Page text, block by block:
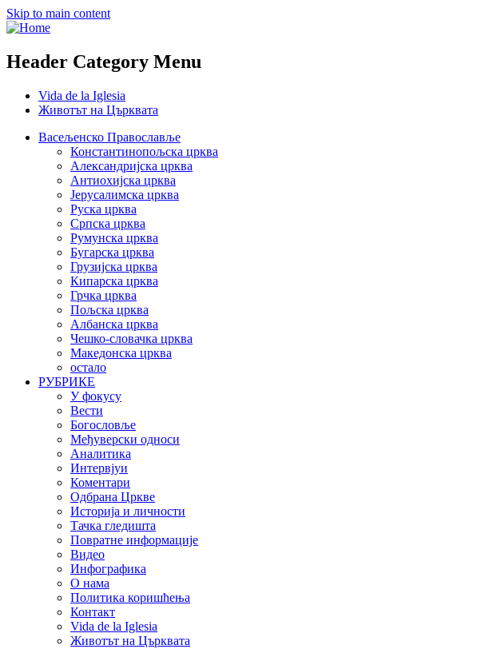
Skip to main content
Header Category Menu
Vida de la Iglesia
Животът на Църквата
Васељенско Православље
Константинопољска црква
Александријска црква
Антиохијска црква
Јерусалимска црква
Руска црква
Српска црква
Румунска црква
Бугарска црква
Грузијска црква
Кипарска црква
Грчка црква
Пољска црква
Албанска црква
Чешко-словачка црква
Македонска црква
остало
РУБРИКЕ
У фокусу
Вести
Богословље
Међуверски односи
Аналитика
Интервјуи
Коментари
Одбрана Цркве
Историја и личности
Тачка гледишта
Повратне информације
Видео
Инфографика
О нама
Политика коришћења
Контакт
Vida de la Iglesia
Животът на Църквата